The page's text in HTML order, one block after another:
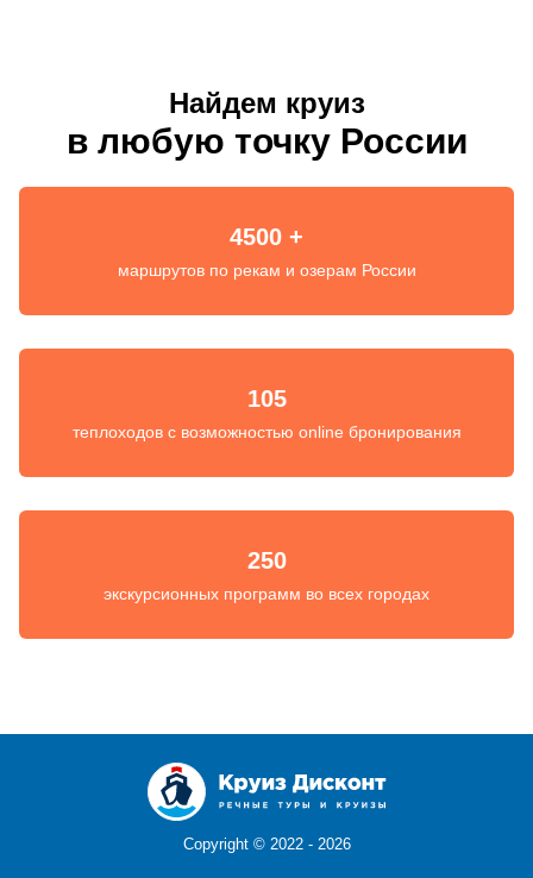
Найдем круиз
в любую точку России
4500 +
маршрутов по рекам и озерам России
105
теплоходов с возможностью online бронирования
250
экскурсионных программ во всех городах
Copyright © 2022 - 2026